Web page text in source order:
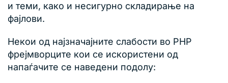
и теми, како и несигурно складирање на
фајлови.
Некои од најзначајните слабости во PHP
фрејмворците кои се искористени од
напаѓачите се наведени подолу: